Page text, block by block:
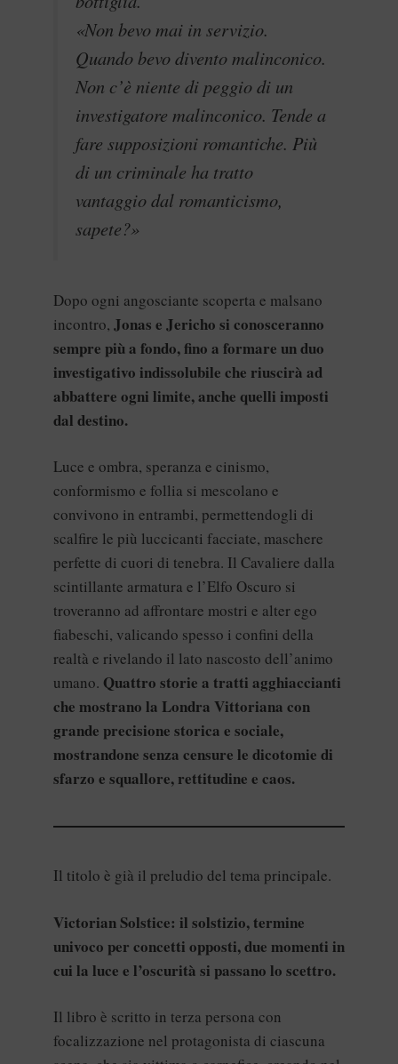
«Non bevo mai in servizio.
Quando bevo divento malinconico.
Non c’è niente di peggio di un
investigatore malinconico. Tende a
fare supposizioni romantiche. Più
di un criminale ha tratto
vantaggio dal romanticismo,
sapete?»
Dopo ogni angosciante scoperta e malsano
incontro, Jonas e Jericho si conosceranno
sempre più a fondo, fino a formare un duo
investigativo indissolubile che riuscirà ad
abbattere ogni limite, anche quelli imposti
dal destino.
Luce e ombra, speranza e cinismo,
conformismo e follia si mescolano e
convivono in entrambi, permettendogli di
scalfire le più luccicanti facciate, maschere
perfette di cuori di tenebra. Il Cavaliere dalla
scintillante armatura e l’Elfo Oscuro si
troveranno ad affrontare mostri e alter ego
fiabeschi, valicando spesso i confini della
realtà e rivelando il lato nascosto dell’animo
umano. Quattro storie a tratti agghiaccianti
che mostrano la Londra Vittoriana con
grande precisione storica e sociale,
mostrandone senza censure le dicotomie di
sfarzo e squallore, rettitudine e caos.
Il titolo è già il preludio del tema principale.
Victorian Solstice: il solstizio, termine
univoco per concetti opposti, due momenti in
cui la luce e l’oscurità si passano lo scettro.
Il libro è scritto in terza persona con
focalizzazione nel protagonista di ciascuna